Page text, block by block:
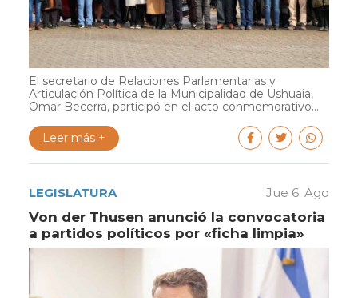
El secretario de Relaciones Parlamentarias y
Articulación Política de la Municipalidad de Ushuaia,
Omar Becerra, participó en el acto conmemorativo...
Leer más +
LEGISLATURA Jue 6. Ago
Von der Thusen anunció la convocatoria
a partidos políticos por «ficha limpia»